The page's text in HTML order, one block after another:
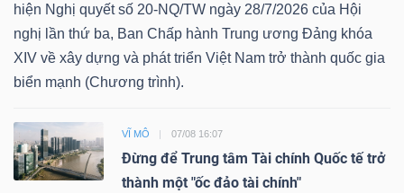
hiện Nghị quyết số 20-NQ/TW ngày 28/7/2026 của Hội
nghị lần thứ ba, Ban Chấp hành Trung ương Đảng khóa
XIV về xây dựng và phát triển Việt Nam trở thành quốc gia
biển mạnh (Chương trình).
VĨ MÔ 07/08 16:07
Đừng để Trung tâm Tài chính Quốc tế trở
thành một "ốc đảo tài chính"